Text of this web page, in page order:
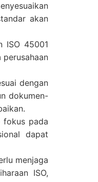
akan
ISO 45001
dengan
dokumen-
fokus pada
dapat
menjaga
ISO,